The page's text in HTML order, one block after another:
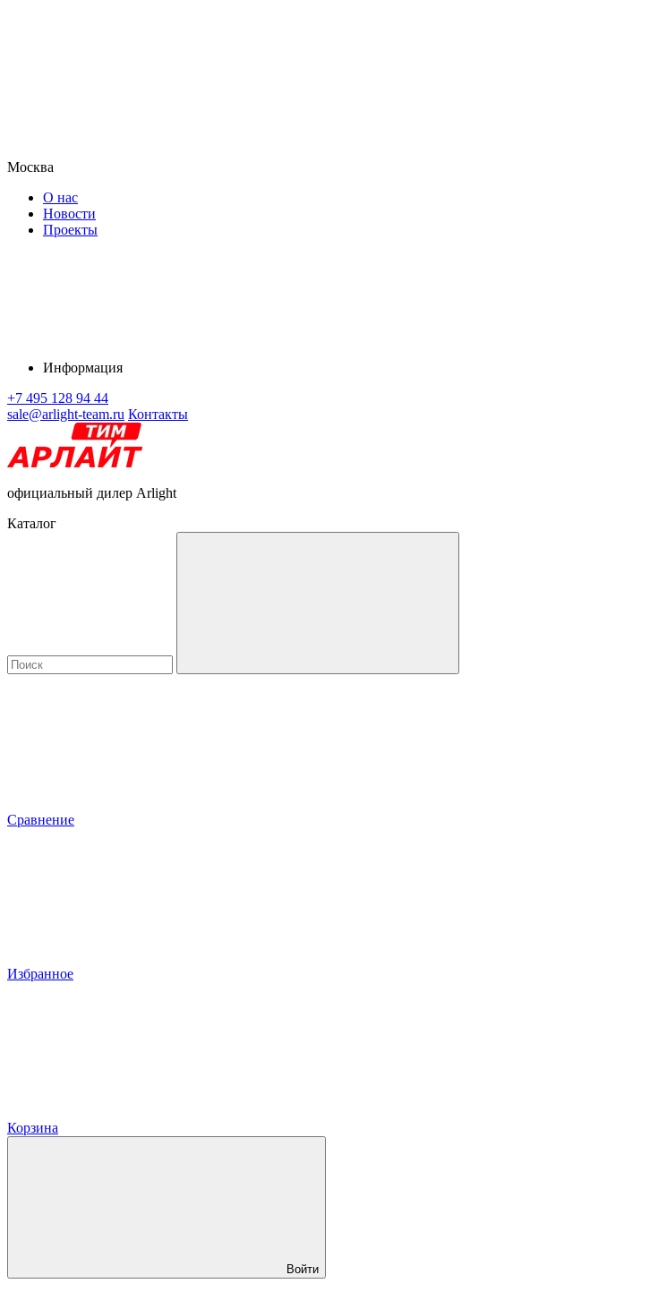
Москва
О нас
Новости
Проекты
Информация
+7 495 128 94 44
sale@arlight-team.ru Контакты
официальный дилер Arlight
Каталог
Сравнение
Избранное
Корзина
Войти